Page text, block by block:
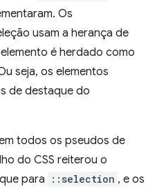
Os
usam a herança de
é herdado como
seja, os elementos
de destaque do
todos os pseudos de
do CSS reiterou o
para
::selection , e os